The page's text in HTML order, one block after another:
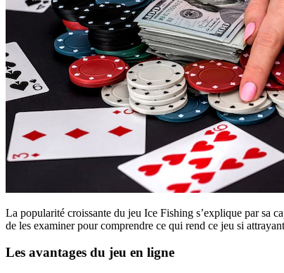
La popularité croissante du jeu Ice Fishing s’explique par sa
de les examiner pour comprendre ce qui rend ce jeu si
Les avantages du jeu en ligne